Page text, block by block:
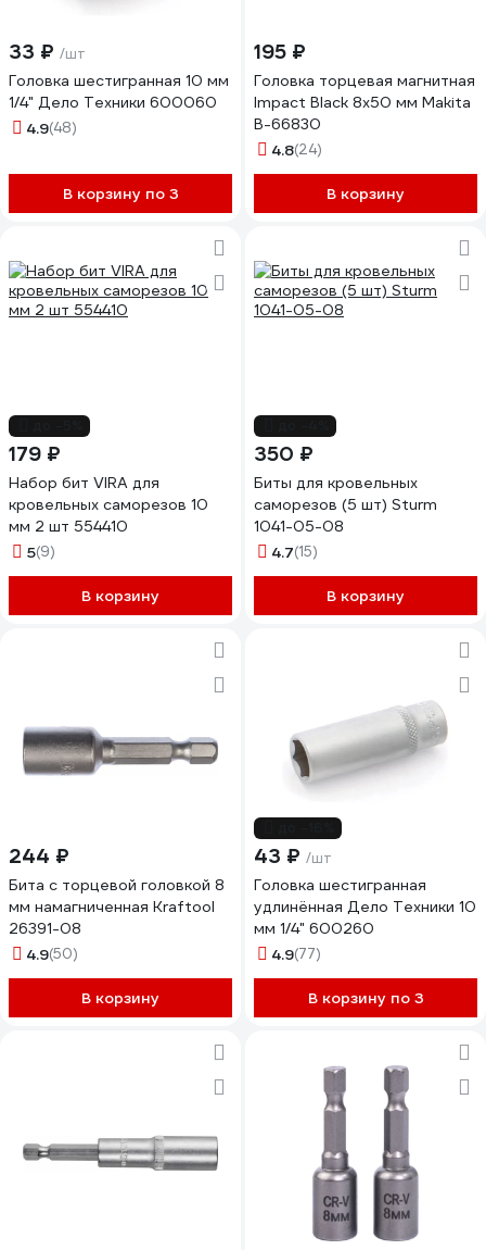
33 ₽ /шт
Головка шестигранная 10 мм
1/4" Дело Техники 600060
4.9(48)
В корзину по 3
195 ₽
Головка торцевая магнитная
Impact Black 8x50 мм Makita
B-66830
4.8(24)
В корзину
179 ₽
Набор бит VIRA для
кровельных саморезов 10
мм 2 шт 554410
5(9)
В корзину
350 ₽
Биты для кровельных
саморезов (5 шт) Sturm
1041-05-08
4.7(15)
В корзину
244 ₽
Бита с торцевой головкой 8
мм намагниченная Kraftool
26391-08
4.9(50)
В корзину
43 ₽ /шт
Головка шестигранная
удлинённая Дело Техники 10
мм 1/4" 600260
4.9(77)
В корзину по 3